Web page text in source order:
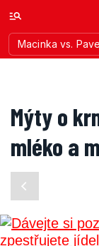
Macinka vs.
Mýty o
mléko a